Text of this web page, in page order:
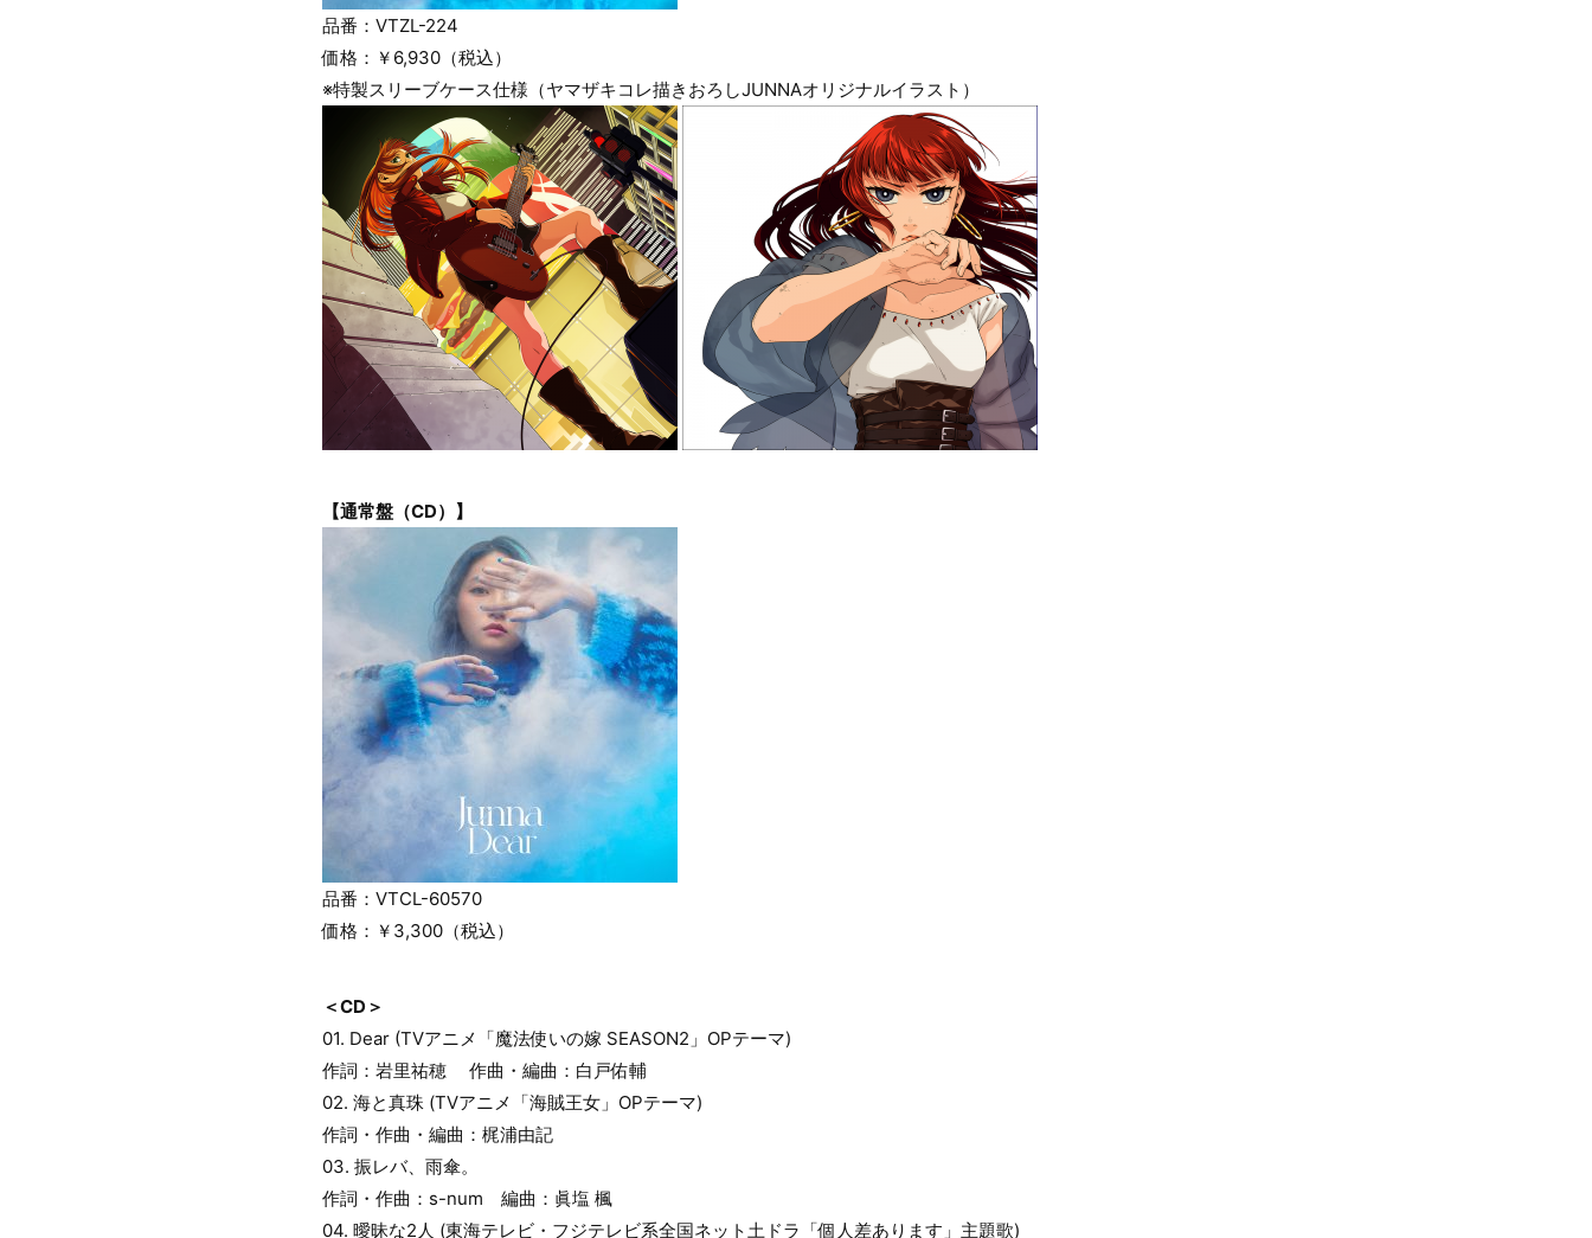
品番：VTZL-224
価格：￥6,930（税込）
※特製スリーブケース仕様（ヤマザキコレ描きおろしJUNNAオリジナルイラスト）
【通常盤（CD）】
品番：VTCL-60570
価格：￥3,300（税込）
＜CD＞
01. Dear (TVアニメ「魔法使いの嫁 SEASON2」OPテーマ)
作詞：岩里祐穂 作曲・編曲：白戸佑輔
02. 海と真珠 (TVアニメ「海賊王女」OPテーマ)
作詞・作曲・編曲：梶浦由記
03. 振レバ、雨傘。
作詞・作曲：s-num 編曲：眞塩 楓
04. 曖昧な2人 (東海テレビ・フジテレビ系全国ネット土ドラ「個人差あります」主題歌)